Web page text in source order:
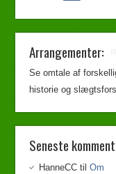
Arrangementer:
Se omtale af
historie og
Seneste
HanneCC tilOm